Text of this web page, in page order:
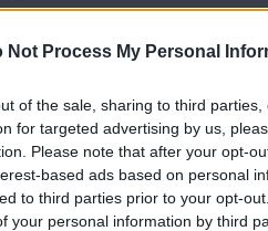
Not Process My Personal
of the sale, sharing to third
for targeted advertising by us,
Please note that after your opt-
based ads based on personal
to third parties prior to your opt-
your personal information by third
fort. Jag ser muren,
förbi.
Jag rycker till. Jag ser nya